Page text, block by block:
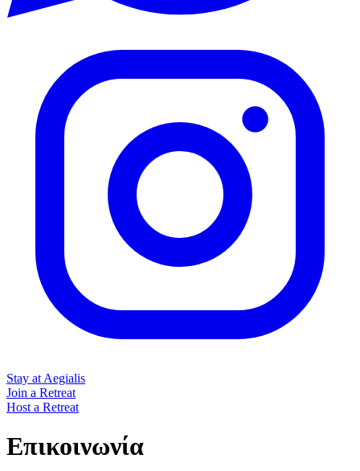
Stay at Aegialis
Join a Retreat
Host a Retreat
Επικοινωνία